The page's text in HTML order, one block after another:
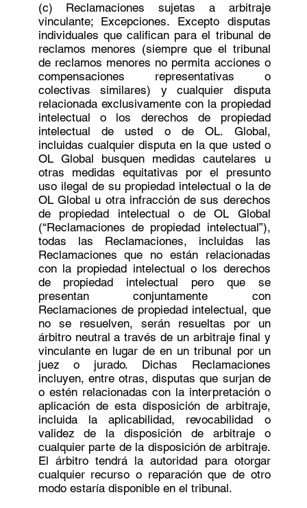
(c) Reclamaciones sujetas a arbitraje
vinculante; Excepciones. Excepto disputas
individuales que califican para el tribunal de
reclamos menores (siempre que el tribunal
de reclamos menores no permita acciones o
compensaciones representativas o
colectivas similares) y cualquier disputa
relacionada exclusivamente con la propiedad
intelectual o los derechos de propiedad
intelectual de usted o de OL. Global,
incluidas cualquier disputa en la que usted o
OL Global busquen medidas cautelares u
otras medidas equitativas por el presunto
uso ilegal de su propiedad intelectual o la de
OL Global u otra infracción de sus derechos
de propiedad intelectual o de OL Global
(“Reclamaciones de propiedad intelectual”),
todas las Reclamaciones, incluidas las
Reclamaciones que no están relacionadas
con la propiedad intelectual o los derechos
de propiedad intelectual pero que se
presentan conjuntamente con
Reclamaciones de propiedad intelectual, que
no se resuelven, serán resueltas por un
árbitro neutral a través de un arbitraje final y
vinculante en lugar de en un tribunal por un
juez o jurado. Dichas Reclamaciones
incluyen, entre otras, disputas que surjan de
o estén relacionadas con la interpretación o
aplicación de esta disposición de arbitraje,
incluida la aplicabilidad, revocabilidad o
validez de la disposición de arbitraje o
cualquier parte de la disposición de arbitraje.
El árbitro tendrá la autoridad para otorgar
cualquier recurso o reparación que de otro
modo estaría disponible en el tribunal.